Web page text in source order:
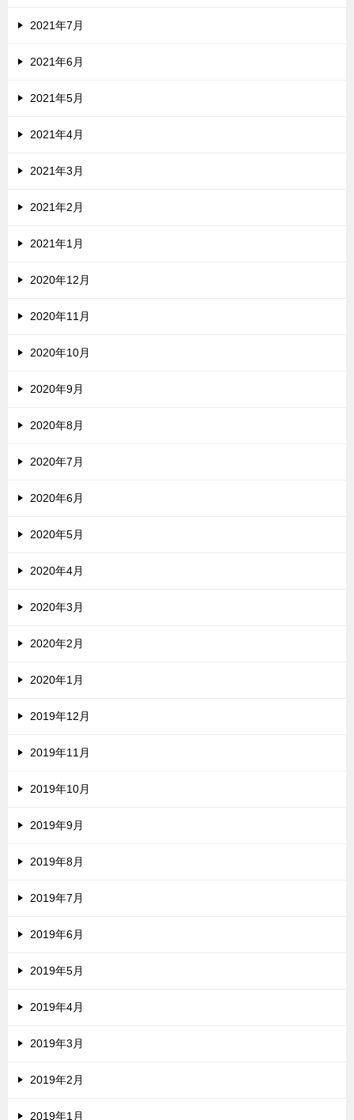
2021年7月
2021年6月
2021年5月
2021年4月
2021年3月
2021年2月
2021年1月
2020年12月
2020年11月
2020年10月
2020年9月
2020年8月
2020年7月
2020年6月
2020年5月
2020年4月
2020年3月
2020年2月
2020年1月
2019年12月
2019年11月
2019年10月
2019年9月
2019年8月
2019年7月
2019年6月
2019年5月
2019年4月
2019年3月
2019年2月
2019年1月